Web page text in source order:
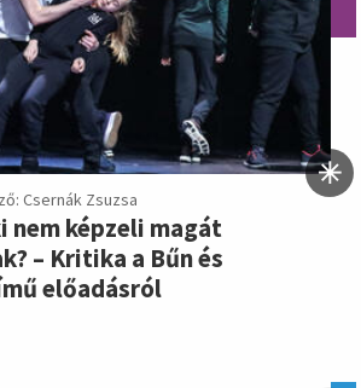
Csernák Zsuzsa
nem képzeli magát
– Kritika a Bűn és
előadásról